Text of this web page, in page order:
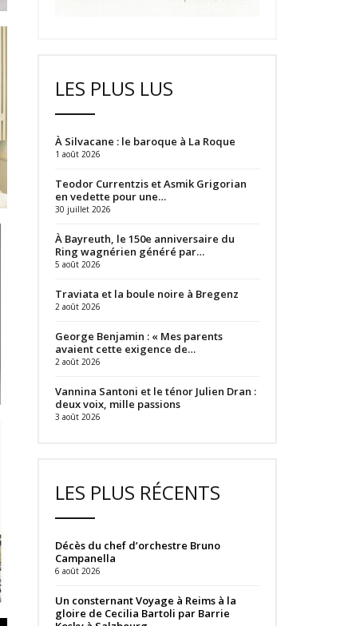
LES PLUS LUS
À Silvacane : le baroque à La Roque
1 août 2026
Teodor Currentzis et Asmik Grigorian
en vedette pour une…
30 juillet 2026
À Bayreuth, le 150e anniversaire du
Ring wagnérien généré par…
5 août 2026
Traviata et la boule noire à Bregenz
2 août 2026
George Benjamin : « Mes parents
avaient cette exigence de…
2 août 2026
Vannina Santoni et le ténor Julien Dran :
deux voix, mille passions
3 août 2026
LES PLUS RÉCENTS
Décès du chef d’orchestre Bruno
Campanella
6 août 2026
Un consternant Voyage à Reims à la
gloire de Cecilia Bartoli par Barrie